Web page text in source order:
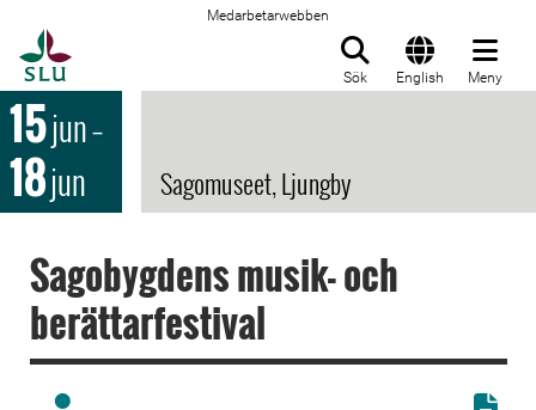
Medarbetarwebben
Sök English Meny
15jun–
18jun Sagomuseet, Ljungby
Sagobygdens musik- och
berättarfestival